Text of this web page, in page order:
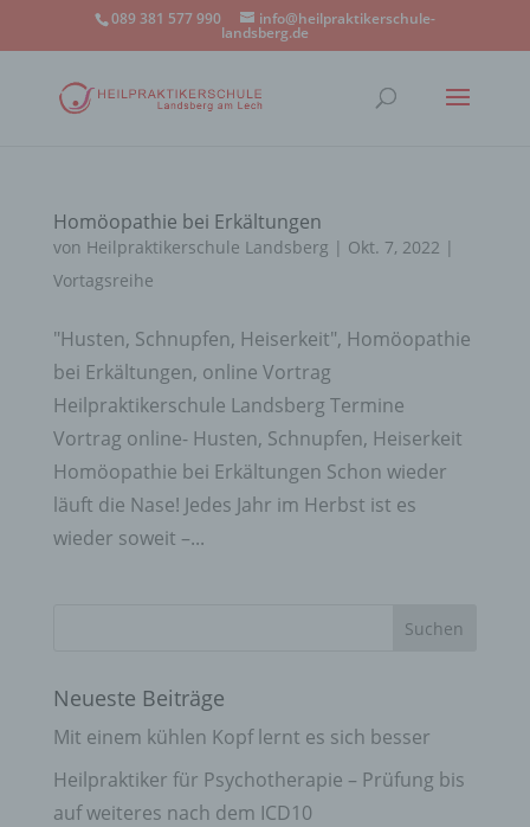
089 381 577 990 info@heilpraktikerschule-
landsberg.de
Homöopathie bei Erkältungen
von Heilpraktikerschule Landsberg | Okt. 7, 2022 |
Vortagsreihe
"Husten, Schnupfen, Heiserkeit", Homöopathie
bei Erkältungen, online Vortrag
Heilpraktikerschule Landsberg Termine
Vortrag online- Husten, Schnupfen, Heiserkeit
Homöopathie bei Erkältungen Schon wieder
läuft die Nase! Jedes Jahr im Herbst ist es
wieder soweit –...
Neueste Beiträge
Mit einem kühlen Kopf lernt es sich besser
Heilpraktiker für Psychotherapie – Prüfung bis
auf weiteres nach dem ICD10